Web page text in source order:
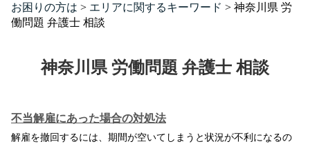
お困りの方は > エリアに関するキーワード > 神奈川県 労
働問題 弁護士 相談
神奈川県 労働問題 弁護士 相談
不当解雇にあった場合の対処法
解雇を撤回するには、期間が空いてしまうと状況が不利になるの